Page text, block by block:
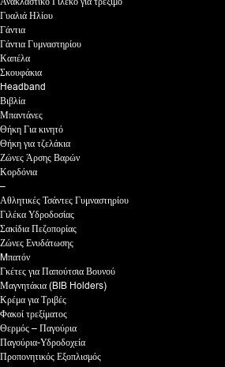
Γυαλιά Ηλίου
Γάντια
Γάντια Γυμναστηρίου
Καπέλα
Σκουφάκια
Headband
Βιβλία
Μπαντάνες
Θήκη Για κινητό
Θήκη για τζελάκια
Ζώνες Άρσης Βαρών
Κορδόνια
–
Αθλητικές Τσάντες Γυμναστηρίου
Γιλέκα Υδροδοσίας
Σακίδια Πεζοπορίας
Ζώνες Ενυδάτωσης
Mπατόν
Γκέτες για Παπούτσια Βουνού
Μαγνητάκια (BIB Holders)
Κρέμα για Τριβές
Φακοί τρεξίματος
Θερμός – Παγούρια
Παγούρια-Υδροδοχεία
Προπονητικός Εξοπλισμός